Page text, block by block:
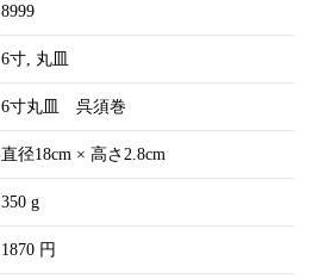
8999
6寸 丸皿
6寸丸皿 呉須巻
直径18cm × 高さ2.8cm
350 g
1870 円